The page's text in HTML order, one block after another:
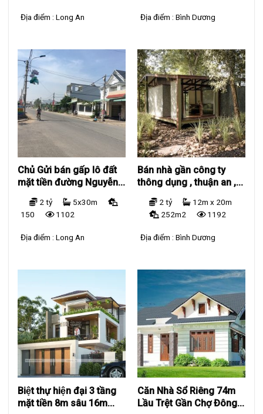
Địa điểm : Long An Địa điểm : Bình Dương
Chủ Gửi bán gấp lô đất
mặt tiền đường Nguyễn
Trung Trực xã Long
Cang2 tỷ
5x30m
150
1102
Địa điểm : Long An
Bán nhà gần công ty
thông dụng , thuận an ,
Bình Dương
2 tỷ
12m x 20m
252m2
1192
Địa điểm : Bình Dương
Biệt thự hiện đại 3 tầng
mặt tiền 8m sâu 16m
Căn Nhà Sổ Riêng 74m
Lầu Trệt Gần Chợ Đông